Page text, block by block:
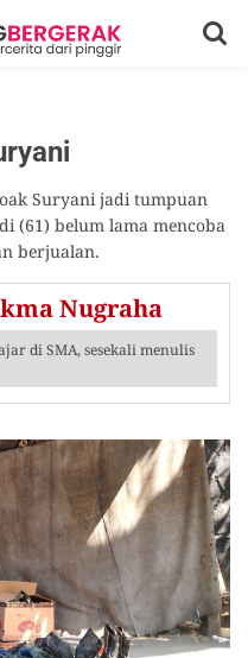
Suryani jadi tumpuan
(61) belum lama mencoba
berjualan.
Nugraha
di SMA, sesekali menulis